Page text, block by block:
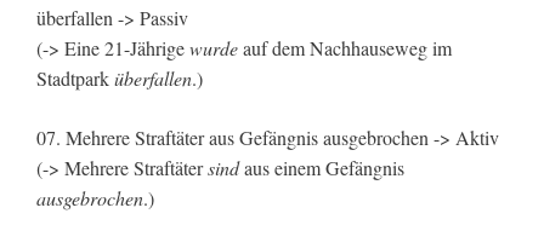
überfallen -> Passiv
(-> Eine 21-Jährigewurdeauf dem Nachhauseweg im
Stadtparküberfallen.)
07. Mehrere Straftäter aus Gefängnis ausgebrochen -> Aktiv
(-> Mehrere Straftätersindaus einem Gefängnis
ausgebrochen.)